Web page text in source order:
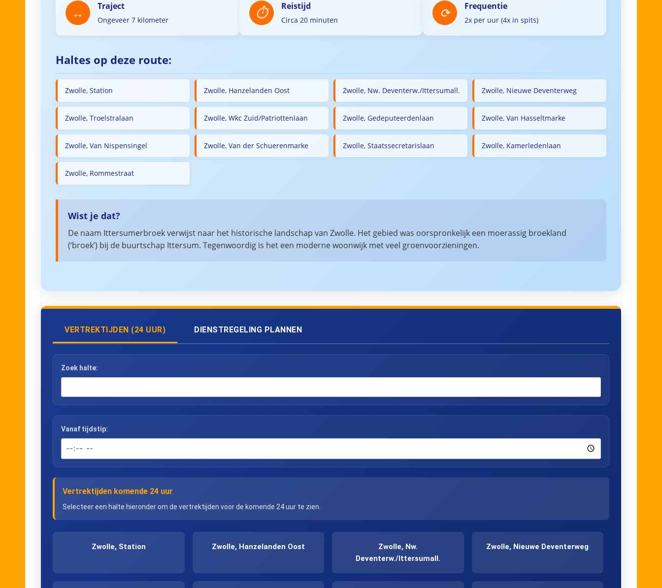
Traject
Ongeveer 7 kilometer
Reistijd
Circa 20 minuten
Frequentie
2x per uur (4x in spits)
Haltes op deze route:
Zwolle, Station Zwolle, Hanzelanden Oost Zwolle, Nw. Deventerw./Ittersumall. Zwolle, Nieuwe Deventerweg
Zwolle, Troelstralaan Zwolle, Wkc Zuid/Patriottenlaan Zwolle, Gedeputeerdenlaan Zwolle, Van Hasseltmarke
Zwolle, Van Nispensingel Zwolle, Van der Schuerenmarke Zwolle, Staatssecretarislaan Zwolle, Kamerledenlaan
Zwolle, Rommestraat
Wist je dat?
De naam Ittersumerbroek verwijst naar het historische landschap van Zwolle. Het gebied was oorspronkelijk een moerassig broekland
(‘broek’) bij de buurtschap Ittersum. Tegenwoordig is het een moderne woonwijk met veel groenvoorzieningen.
VERTREKTIJDEN (24 UUR) DIENSTREGELING PLANNEN
Zoek halte:
Vanaf tijdstip:
Vertrektijden komende 24 uur
Selecteer een halte hieronder om de vertrektijden voor de komende 24 uur te zien.
Zwolle, Station Zwolle, Hanzelanden Oost
Zwolle, Nw.
Deventerw./Ittersumall.
Zwolle, Nieuwe Deventerweg